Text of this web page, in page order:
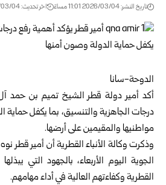
تاريخ النشر: 2026/03/04 11:01 مساءً اخر تحديث: 2026/03/04 11:01 مساءً
الدوحة-سانا
أكد أمير دولة قطر الشيخ تميم بن حمد
درجات الجاهزية والتنسيق، بما يكفل
مواطنيها والمقيمين على أرضها.
وذكرت وكالة الأنباء القطرية أن أمير قطر
الجوية اليوم الأربعاء، بالجهود التي
القطرية وكفاءتهم العالية في أداء مهامهم.